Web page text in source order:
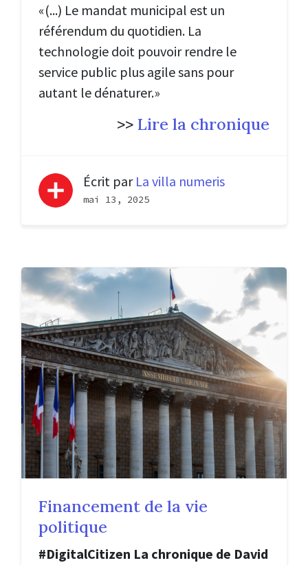
«(...) Le mandat municipal est un
référendum du quotidien. La
technologie doit pouvoir rendre le
service public plus agile sans pour
autant le dénaturer.»
>> Lire la chronique
Écrit par La villa numeris
mai 13, 2025
Financement de la vie
politique
#DigitalCitizen La chronique de David